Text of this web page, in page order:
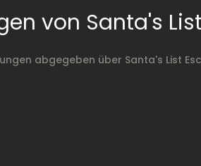
von Santa's
abgegeben über Santa's List